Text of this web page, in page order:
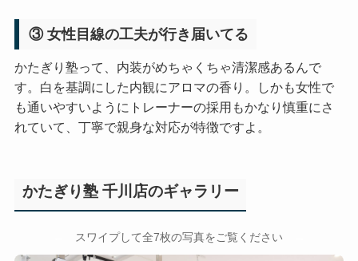
③ 女性目線の工夫が行き届いてる
かたぎり塾って、内装がめちゃくちゃ清潔感あるんで
す。白を基調にした内観にアロマの香り。しかも女性で
も通いやすいようにトレーナーの採用もかなり慎重にさ
れていて、丁寧で親身な対応が特徴ですよ。
かたぎり塾 千川店のギャラリー
スワイプして全7枚の写真をご覧ください